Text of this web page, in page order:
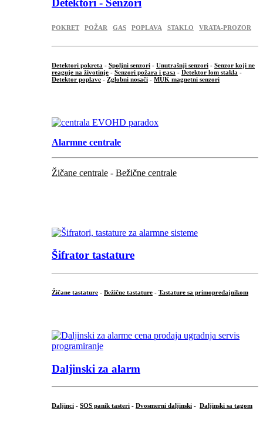
Detektori - Senzori
POKRET POŽAR GAS POPLAVA STAKLO VRATA-PROZOR
Detektori pokreta - Spoljni senzori - Unutrašnji senzori - Senzor koji ne
reaguje na životinje - Senzori požara i gasa - Detektor lom stakla -
Detektor poplave - Zglobni nosači - MUK magnetni senzori
Alarmne centrale
Žičane centrale - Bežične centrale
Šifrator tastature
Žičane tastature - Bežične tastature - Tastature sa primopredajnikom
Daljinski za alarm
Daljinci - SOS panik tasteri - Dvosmerni daljinski - Daljinski sa tagom